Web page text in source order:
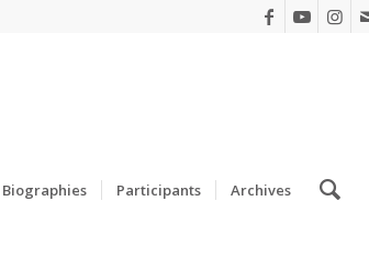
Biographies Participants Archives